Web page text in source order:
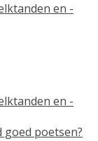
en -
en -
poetsen?